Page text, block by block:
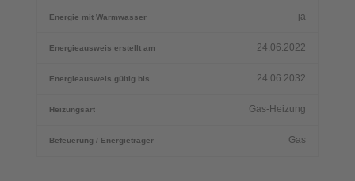
Energie mit Warmwasser ja
Energieausweis erstellt am 24.06.2022
Energieausweis gültig bis 24.06.2032
Heizungsart Gas-Heizung
Befeuerung / Energieträger Gas